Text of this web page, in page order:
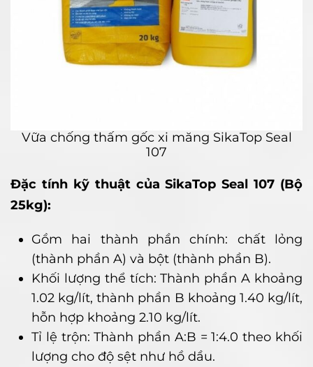
Vữa chống thấm gốc xi măng SikaTop Seal
107
Đặc tính kỹ thuật của SikaTop Seal 107 (Bộ
25kg):
Gồm hai thành phần chính: chất lỏng
(thành phần A) và bột (thành phần B).
Khối lượng thể tích: Thành phần A khoảng
1.02 kg/lít, thành phần B khoảng 1.40 kg/lít,
hỗn hợp khoảng 2.10 kg/lít.
Tỉ lệ trộn: Thành phần A:B = 1:4.0 theo khối
lượng cho độ sệt như hồ dầu.